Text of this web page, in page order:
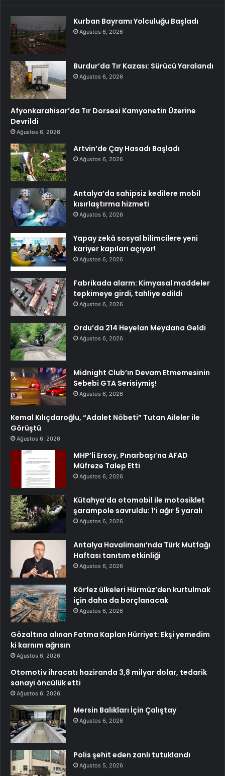
Kurban Bayramı Yolculuğu Başladı
Ağustos 6, 2026
Burdur’da Tır Kazası: Sürücü Yaralandı
Ağustos 6, 2026
Afyonkarahisar’da Tır Dorsesi Kamyonetin Üzerine
Devrildi
Ağustos 6, 2026
Artvin’de Çay Hasadı Başladı
Ağustos 6, 2026
Antalya’da sahipsiz kedilere mobil
kısırlaştırma hizmeti
Ağustos 6, 2026
Yapay zekâ sosyal bilimcilere yeni
kariyer kapıları açıyor!
Ağustos 6, 2026
Fabrikada alarm: Kimyasal maddeler
tepkimeye girdi, tahliye edildi
Ağustos 6, 2026
Ordu’da 214 Heyelan Meydana Geldi
Ağustos 6, 2026
Midnight Club’ın Devam Etmemesinin
Sebebi GTA Serisiymiş!
Ağustos 6, 2026
Kemal Kılıçdaroğlu, “Adalet Nöbeti” Tutan Aileler ile
Görüştü
Ağustos 6, 2026
MHP’li Ersoy, Pınarbaşı’na AFAD
Müfreze Talep Etti
Ağustos 6, 2026
Kütahya’da otomobil ile motosiklet
şarampole savruldu: 1’i ağır 5 yaralı
Ağustos 6, 2026
Antalya Havalimanı’nda Türk Mutfağı
Haftası tanıtım etkinliği
Ağustos 6, 2026
Körfez ülkeleri Hürmüz’den kurtulmak
için daha da borçlanacak
Ağustos 6, 2026
Gözaltına alınan Fatma Kaplan Hürriyet: Ekşi yemedim
ki karnım ağrısın
Ağustos 6, 2026
Otomotiv ihracatı haziranda 3,8 milyar dolar, tedarik
sanayi öncülük etti
Ağustos 6, 2026
Mersin Balıkları İçin Çalıştay
Ağustos 6, 2026
Polis şehit eden zanlı tutuklandı
Ağustos 5, 2026